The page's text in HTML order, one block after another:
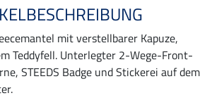
mit verstellbarer Kapuze,
Teddyfell. Unterlegter 2-Wege-Front-
STEEDS Badge und Stickerei auf dem